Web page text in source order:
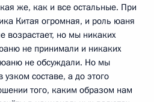
же, как и все остальные. При
Китая огромная, и роль юаня
возрастает, но мы никаких
не принимали и никаких
не обсуждали. Но мы
узком составе, а до этого
того, каким образом нам